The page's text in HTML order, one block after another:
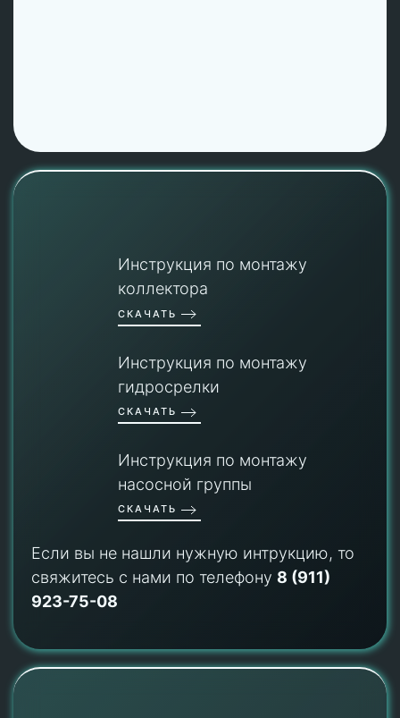
Инструкция по монтажу
коллектора
СКАЧАТЬ
Инструкция по монтажу
гидросрелки
СКАЧАТЬ
Инструкция по монтажу
насосной группы
СКАЧАТЬ
Если вы не нашли нужную интрукцию, то
свяжитесь с нами по телефону 8 (911)
923-75-08